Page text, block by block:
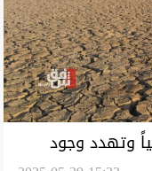
وتهدد وجود